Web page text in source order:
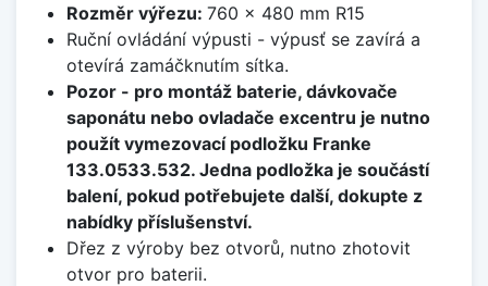
Rozměr výřezu: 760 x 480 mm R15
Ruční ovládání výpusti - výpusť se zavírá a
otevírá zamáčknutím sítka.
Pozor - pro montáž baterie, dávkovače
saponátu nebo ovladače excentru je nutno
použít vymezovací podložku Franke
133.0533.532. Jedna podložka je součástí
balení, pokud potřebujete další, dokupte z
nabídky příslušenství.
Dřez z výroby bez otvorů, nutno zhotovit
otvor pro baterii.